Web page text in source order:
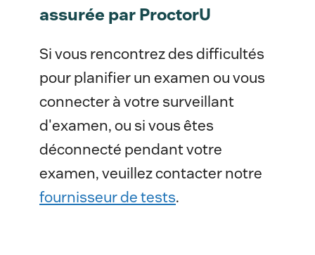
assurée par ProctorU
Si vous rencontrez des difficultés
pour planifier un examen ou vous
connecter à votre surveillant
d'examen, ou si vous êtes
déconnecté pendant votre
examen, veuillez contacter notre
fournisseur de tests.